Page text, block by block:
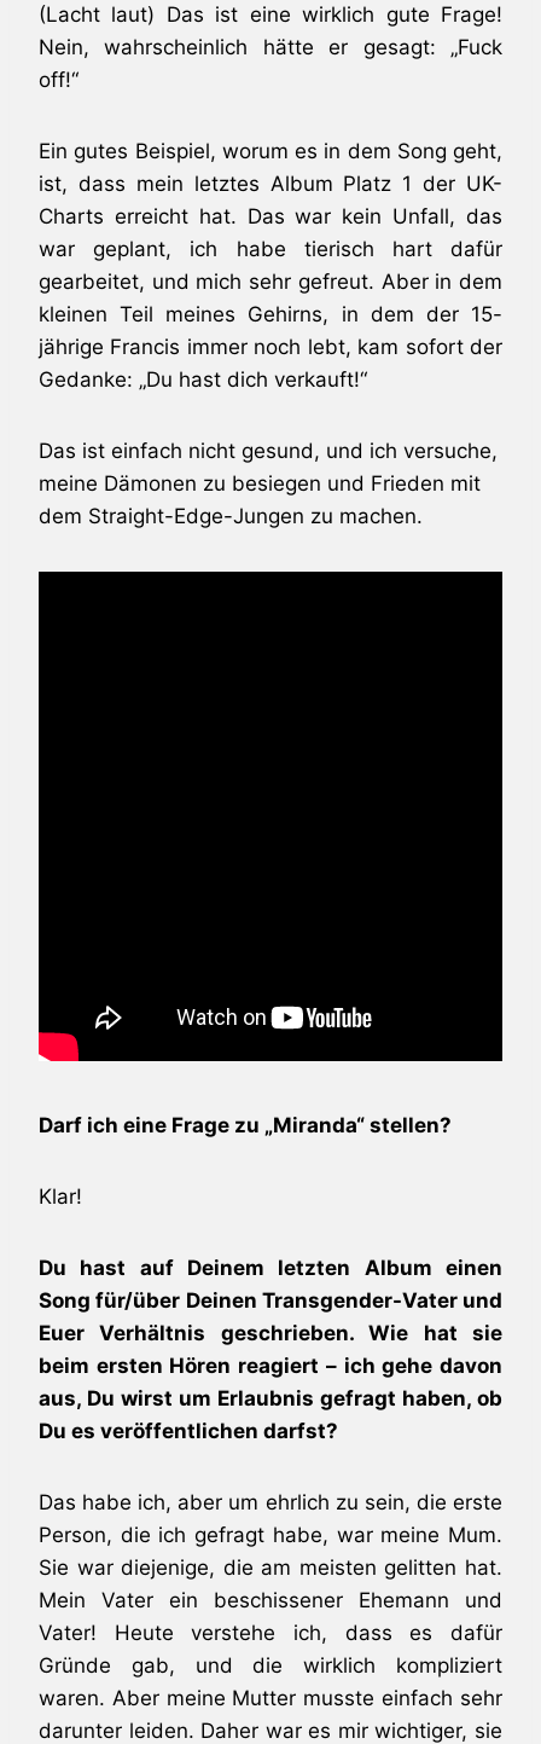
(Lacht laut) Das ist eine wirklich gute Frage!
Nein, wahrscheinlich hätte er gesagt: „Fuck
off!“
Ein gutes Beispiel, worum es in dem Song geht,
ist, dass mein letztes Album Platz 1 der UK-
Charts erreicht hat. Das war kein Unfall, das
war geplant, ich habe tierisch hart dafür
gearbeitet, und mich sehr gefreut. Aber in dem
kleinen Teil meines Gehirns, in dem der 15-
jährige Francis immer noch lebt, kam sofort der
Gedanke: „Du hast dich verkauft!“
Das ist einfach nicht gesund, und ich versuche,
meine Dämonen zu besiegen und Frieden mit
dem Straight-Edge-Jungen zu machen.
Darf ich eine Frage zu „Miranda“ stellen?
Klar!
Du hast auf Deinem letzten Album einen
Song für/über Deinen Transgender-Vater und
Euer Verhältnis geschrieben. Wie hat sie
beim ersten Hören reagiert – ich gehe davon
aus, Du wirst um Erlaubnis gefragt haben, ob
Du es veröffentlichen darfst?
Das habe ich, aber um ehrlich zu sein, die erste
Person, die ich gefragt habe, war meine Mum.
Sie war diejenige, die am meisten gelitten hat.
Mein Vater ein beschissener Ehemann und
Vater! Heute verstehe ich, dass es dafür
Gründe gab, und die wirklich kompliziert
waren. Aber meine Mutter musste einfach sehr
darunter leiden. Daher war es mir wichtiger, sie